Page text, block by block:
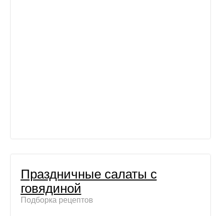
Праздничные салаты с
говядиной
Подборка рецептов